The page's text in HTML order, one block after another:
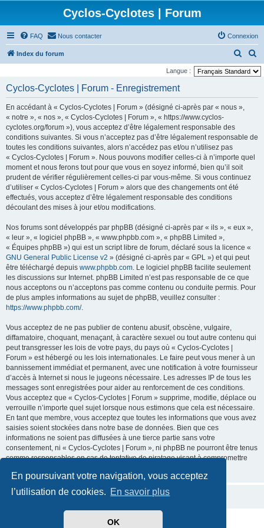
En poursuivant votre navigation, vous acceptez
l’utilisation de cookies. En savoir plus
OK
Cyclos-Cyclotes | Forum
FAQ Nous contacter Connexion
Index du forum
e
e
e
c
r
Langue :
Cyclos-Cyclotes | Forum - Enregistrement
En accédant à « Cyclos-Cyclotes | Forum » (désigné ci-après par « nous »,
« notre », « nos », « Cyclos-Cyclotes | Forum », « https://www.cyclos-
cyclotes.org/forum »), vous acceptez d’être légalement responsable des
conditions suivantes. Si vous n’acceptez pas d’être légalement responsable de
toutes les conditions suivantes, alors n’accédez pas et/ou n’utilisez pas
« Cyclos-Cyclotes | Forum ». Nous pouvons modifier celles-ci à n’importe quel
moment et nous ferons tout pour que vous en soyez informé, bien qu’il soit
prudent de vérifier régulièrement celles-ci par vous-même. Si vous continuez
d’utiliser « Cyclos-Cyclotes | Forum » alors que des changements ont été
effectués, vous acceptez d’être légalement responsable des conditions
découlant des mises à jour et/ou modifications.
Nos forums sont développés par phpBB (désigné ci-après par « ils », « eux »,
« leur », « logiciel phpBB », « www.phpbb.com », « phpBB Limited »,
« Équipes phpBB ») qui est un script libre de forum, déclaré sous la licence «
GNU General Public License v2 » (désigné ci-après par « GPL ») et qui peut
être téléchargé depuis www.phpbb.com. Le logiciel phpBB facilite seulement
les discussions sur Internet. phpBB Limited n’est pas responsable de ce que
nous acceptons ou n’acceptons pas comme contenu ou conduite permis. Pour
de plus amples informations au sujet de phpBB, veuillez consulter :
https://www.phpbb.com/.
Vous acceptez de ne pas publier de contenu abusif, obscène, vulgaire,
diffamatoire, choquant, menaçant, à caractère sexuel ou tout autre contenu qui
peut transgresser les lois de votre pays, du pays où « Cyclos-Cyclotes |
Forum » est hébergé ou les lois internationales. Le faire peut vous mener à un
bannissement immédiat et permanent, avec une notification à votre fournisseur
d’accès à Internet si nous le jugeons nécessaire. Les adresses IP de tous les
messages sont enregistrées pour aider au renforcement de ces conditions.
Vous acceptez que « Cyclos-Cyclotes | Forum » supprime, modifie, déplace ou
verrouille n’importe quel sujet lorsque nous estimons que cela est nécessaire.
En tant que membre, vous acceptez que toutes les informations que vous avez
saisies soient stockées dans notre base de données. Bien que ces
informations ne soient pas diffusées à une tierce partie sans votre
consentement, ni « Cyclos-Cyclotes | Forum », ni phpBB ne pourront être tenus
comme responsables en cas de tentative de piratage visant à compromettre
phpBB ® Forum Software © phpBB Limited